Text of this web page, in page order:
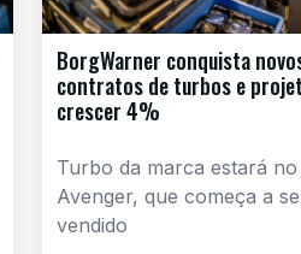
BorgWarner conquista
contratos de turbos e
crescer 4%
Turbo da marca estará
Avenger, que começa a
vendido